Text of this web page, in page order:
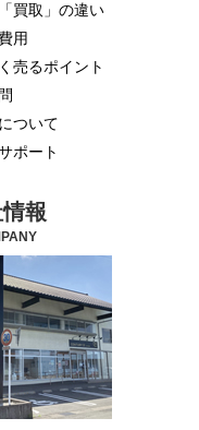
買取」の違い
用
売るポイント
ついて
ポート
報